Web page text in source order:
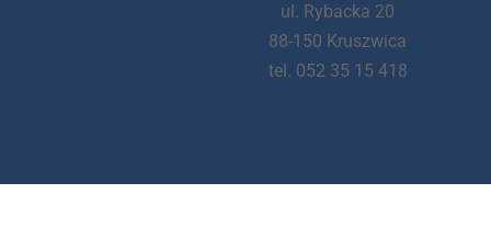
ul. Rybacka 20
88-150 Kruszwica
tel. 052 35 15 418